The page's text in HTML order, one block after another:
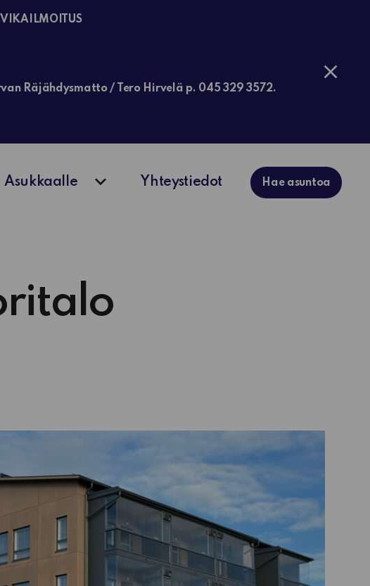
Räjähdysmatto / Tero Hirvelä p. 045 329 3572.
Asukkaalle
Yhteystiedot Hae asuntoa